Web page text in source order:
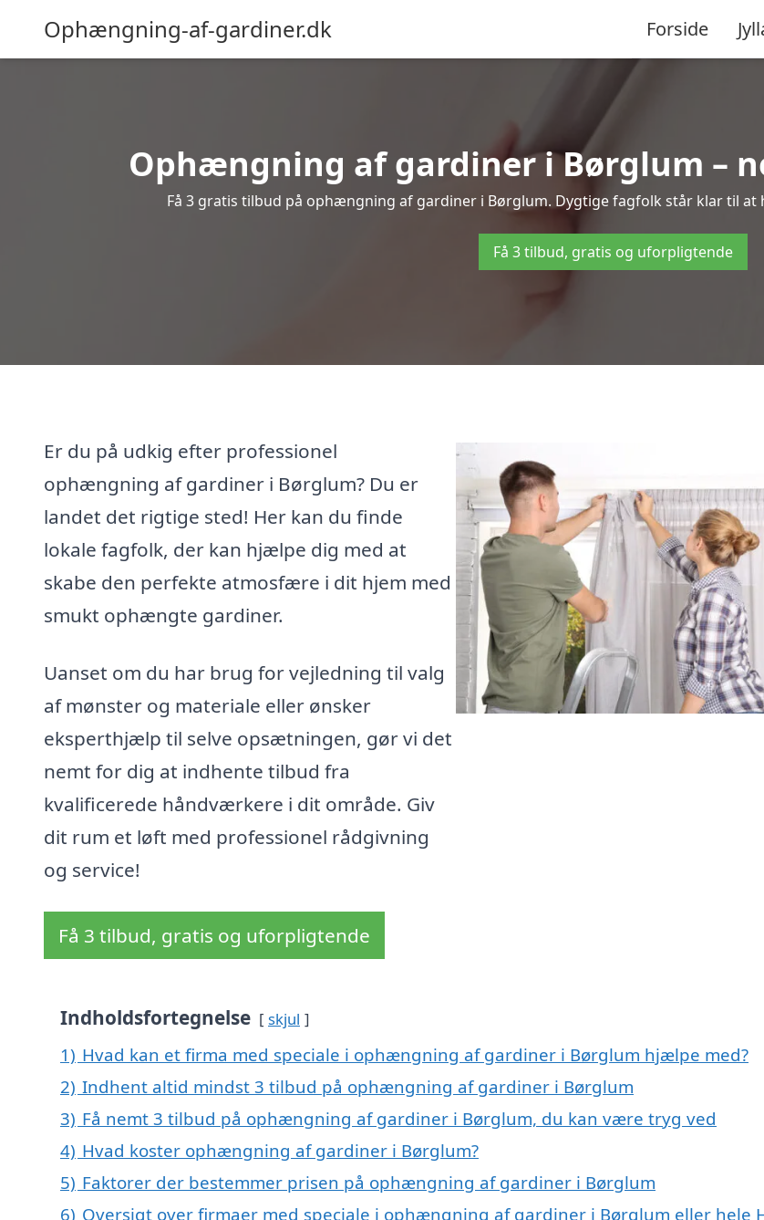
Ophængning-af-gardiner.dk Forside
Ophængning af gardiner i Børglum –
Få 3 gratis tilbud på ophængning af gardiner i Børglum. Dygtige fagfolk står klar til
Få 3 tilbud, gratis og uforpligtende
Er du på udkig efter professionel
ophængning af gardiner i Børglum? Du er
landet det rigtige sted! Her kan du finde
lokale fagfolk, der kan hjælpe dig med at
skabe den perfekte atmosfære i dit hjem med
smukt ophængte gardiner.
Uanset om du har brug for vejledning til valg
af mønster og materiale eller ønsker
eksperthjælp til selve opsætningen, gør vi det
nemt for dig at indhente tilbud fra
kvalificerede håndværkere i dit område. Giv
dit rum et løft med professionel rådgivning
og service!
Få 3 tilbud, gratis og uforpligtende
Indholdsfortegnelse skjul
1) Hvad kan et firma med speciale i ophængning af gardiner i Børglum hjælpe med?
2) Indhent altid mindst 3 tilbud på ophængning af gardiner i Børglum
3) Få nemt 3 tilbud på ophængning af gardiner i Børglum, du kan være tryg ved
4) Hvad koster ophængning af gardiner i Børglum?
5) Faktorer der bestemmer prisen på ophængning af gardiner i Børglum
6) Oversigt over firmaer med speciale i ophængning af gardiner i Børglum eller hele